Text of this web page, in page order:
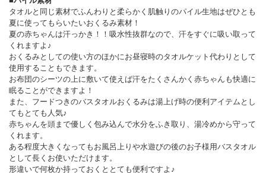
タオルと同じ素材でふんわりと柔らかく肌触りのパイル生地はぜひとも
夏に使ってもらいたいおくるみ素材！
夏の赤ちゃんは汗っかき！！吸水性抜群なので、汗をすぐに吸い取って
くれますよ♪
おくるみとしての使い方のほかにお昼寝時のタオルケット代わりとして
使用することもできます。
お布団のシーツの上に敷いて使えば汗をたくさんかく赤ちゃんも快適に
眠ることができますよ！
また、フードつきのバスタオルおくるみは湯上げ時の便利アイテムとし
てもとても人気♪
赤ちゃんを頭まで優しく包み込んで水分をふき取り、湯冷めから守って
くれます。
ある程度大きくなってもお風呂上りや水遊びの後のお子様用バスタオル
として長くお使いただけます。
形違いで何枚か持っておくととても便利ですよ♪